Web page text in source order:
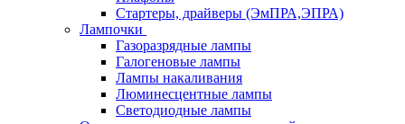
Стартеры, драйверы (ЭмПРА,ЭПРА)
Лампочки
Газоразрядные лампы
Галогеновые лампы
Лампы накаливания
Люминесцентные лампы
Светодиодные лампы